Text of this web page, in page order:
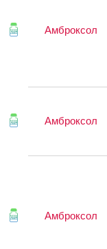
Амброксол
Амброксол
Амброксол